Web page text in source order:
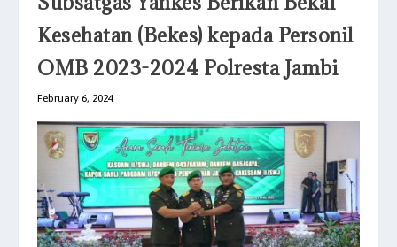
Kesehatan (Bekes) kepada Personil
OMB 2023-2024 Polresta Jambi
February 6, 2024